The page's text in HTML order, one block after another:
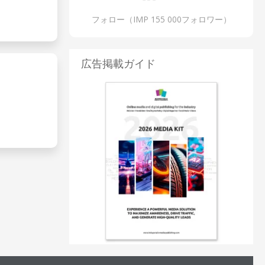
フォロー（IMP 155 000フォロワー）
広告掲載ガイド